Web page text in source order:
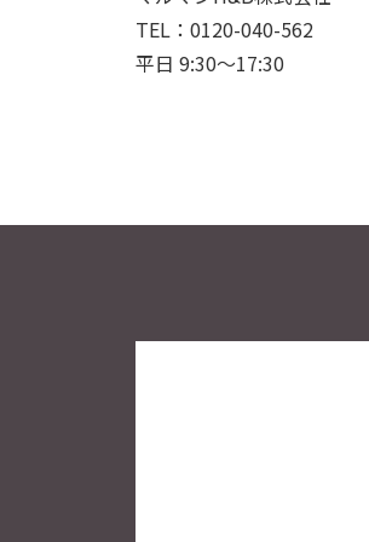
TEL：0120-040-562
平日 9:30～17:30